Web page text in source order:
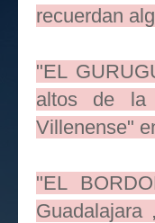
recuerdan
"EL
altos de la
Villenense"
"EL